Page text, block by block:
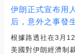
伊朗正式宣布用
后，意外之事發
根據路透社在3月
美國對伊朗經濟制